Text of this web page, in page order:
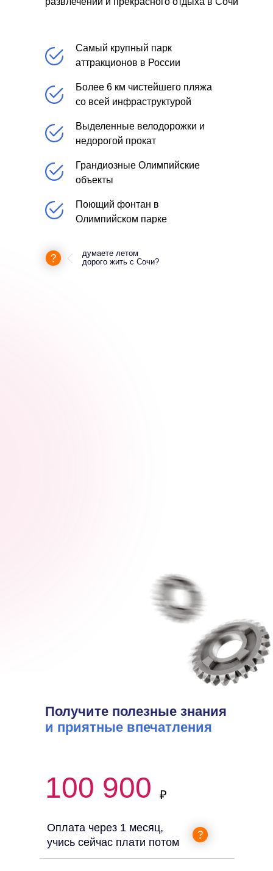
Самый крупный парк
аттракционов в России
Более 6 км чистейшего пляжа
со всей инфраструктурой
Выделенные велодорожки и
недорогой прокат
Грандиозные Олимпийские
объекты
Поющий фонтан в
Олимпийском парке
думаете летом
дорого жить с Сочи?
Получите полезные знания
и приятные впечатления
Оплата через 1 месяц,
учись сейчас плати потом
100 900 ₽